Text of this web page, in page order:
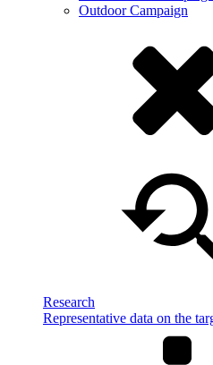
Outdoor Campaign
Research
Representative data on the